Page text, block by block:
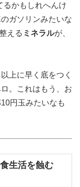
るかもしれへんけ
ガソリンみたいな
える ミネラルが、
上に早く底をつく
。これはもう、お
円玉みたいなも
生活を蝕む